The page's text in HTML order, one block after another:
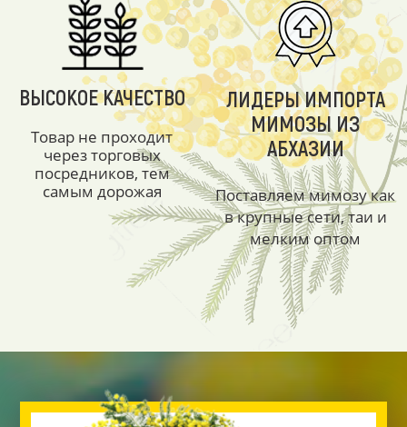
ВЫСОКОЕ КАЧЕСТВО
Товар не проходит
через торговых
посредников, тем
самым дорожая
ЛИДЕРЫ ИМПОРТА
МИМОЗЫ ИЗ
АБХАЗИИ
Поставляем мимозу как
в крупные сети, таи и
мелким оптом